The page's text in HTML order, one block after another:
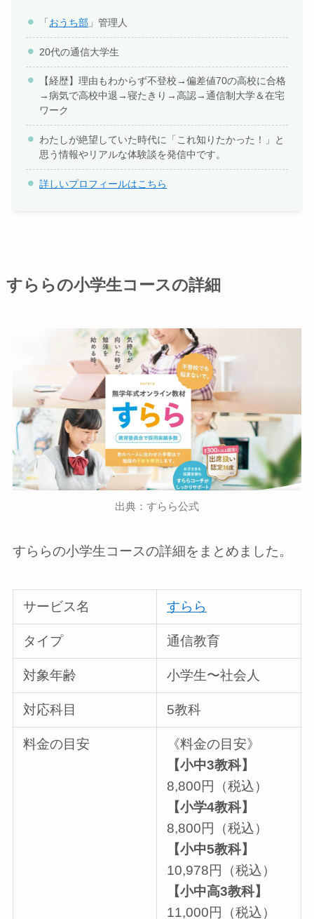
「 おうち部 」管理人
20代の通信大学生
【経歴】理由もわからず不登校→偏差値70の高校に合格
→病気で高校中退→寝たきり→高認→通信制大学＆在宅
ワーク
わたしが絶望していた時代に「これ知りたかった！」と
思う情報やリアルな体験談を発信中です。
詳しいプロフィールはこちら
すららの小学生コースの詳細
出典：すらら公式
すららの小学生コースの詳細をまとめました。
サービス名 すらら
タイプ 通信教育
対象年齢 小学生〜社会人
対応科目 5教科
料金の目安
《料金の目安》
【小中3教科】
8,800円（税込）
【小学4教科】
8,800円（税込）
【小中5教科】
10,978円（税込）
【小中高3教科】
11,000円（税込）